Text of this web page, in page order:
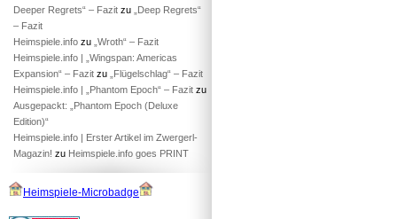
Deeper Regrets“ – Fazit zu
„Deep Regrets“
– Fazit
Heimspiele.info zu „Wroth“ – Fazit
Heimspiele.info | „Wingspan: Americas
Expansion“ – Fazit zu
„Flügelschlag“ – Fazit
Heimspiele.info | „Phantom Epoch“ – Fazit zu
Ausgepackt: „Phantom Epoch (Deluxe
Edition)“
Heimspiele.info | Erster Artikel im Zwergerl-
Magazin! zu Heimspiele.info goes PRINT
Heimspiele-Microbadge